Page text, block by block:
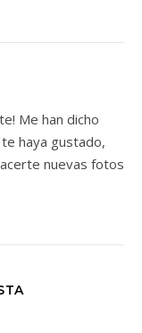
Me han dicho
haya gustado,
nuevas fotos